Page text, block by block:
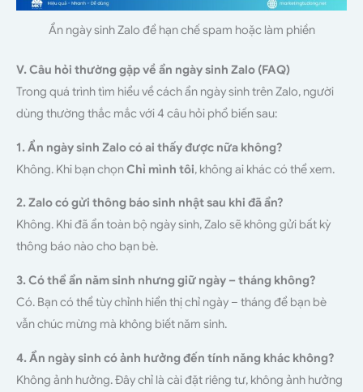
Ẩn ngày sinh Zalo để hạn chế spam hoặc làm phiền
V. Câu hỏi thường gặp về ẩn ngày sinh Zalo (FAQ)
Trong quá trình tìm hiểu về cách ẩn ngày sinh trên Zalo, người
dùng thường thắc mắc với 4 câu hỏi phổ biến sau:
1. Ẩn ngày sinh Zalo có ai thấy được nữa không?
Không. Khi bạn chọnChỉ mình tôi, không ai khác có thể xem.
2. Zalo có gửi thông báo sinh nhật sau khi đã ẩn?
Không. Khi đã ẩn toàn bộ ngày sinh, Zalo sẽ không gửi bất kỳ
thông báo nào cho bạn bè.
3. Có thể ẩn năm sinh nhưng giữ ngày – tháng không?
Có. Bạn có thể tùy chỉnh hiển thị chỉ ngày – tháng để bạn bè
vẫn chúc mừng mà không biết năm sinh.
4. Ẩn ngày sinh có ảnh hưởng đến tính năng khác không?
Không ảnh hưởng. Đây chỉ là cài đặt riêng tư, không ảnh hưởng